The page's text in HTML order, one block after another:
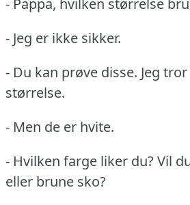
- Jeg er ikke sikker.
- Du kan prøve disse. Jeg
størrelse.
- Men de er hvite.
- Hvilken farge liker du?Vil
eller brune sko?